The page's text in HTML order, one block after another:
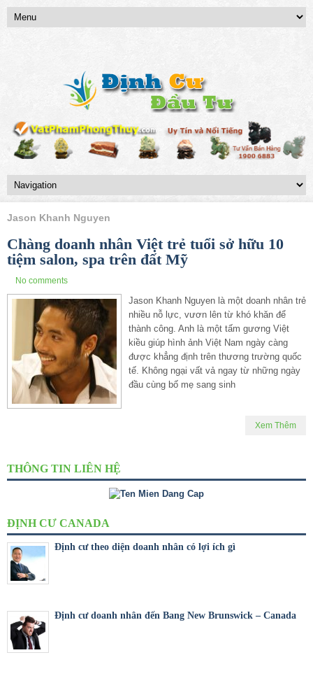
Jason Khanh Nguyen
Chàng doanh nhân Việt trẻ tuổi sở hữu 10
tiệm salon, spa trên đất Mỹ
No comments
Jason Khanh Nguyen là một doanh nhân trẻ
nhiều nỗ lực, vươn lên từ khó khăn để
thành công. Anh là một tấm gương Việt
kiều giúp hình ảnh Việt Nam ngày càng
được khẳng định trên thương trường quốc
tế. Không ngại vất vả ngay từ những ngày
đầu cùng bố mẹ sang sinh
Xem Thêm
THÔNG TIN LIÊN HỆ
ĐỊNH CƯ CANADA
Định cư theo diện doanh nhân có lợi ích gì
Định cư doanh nhân đến Bang New Brunswick – Canada